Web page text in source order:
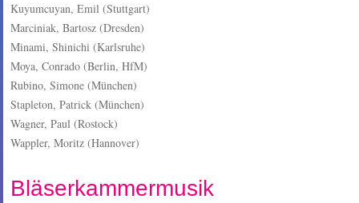
Kuyumcuyan, Emil (Stuttgart)
Marciniak, Bartosz (Dresden)
Minami, Shinichi (Karlsruhe)
Moya, Conrado (Berlin, HfM)
Rubino, Simone (München)
Stapleton, Patrick (München)
Wagner, Paul (Rostock)
Wappler, Moritz (Hannover)
Bläserkammermusik